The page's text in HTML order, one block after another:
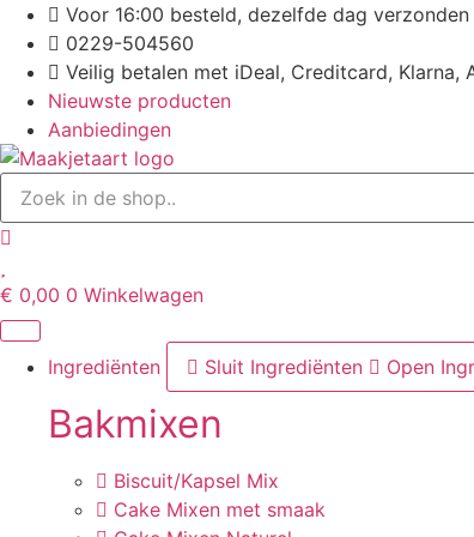
naar
inhoud
Voor 16:00 besteld, dezelfde dag verzonden
0229-504560
Veilig betalen met iDeal, Creditcard, Klarna,
Nieuwste producten
Aanbiedingen
€ 0,00 0 Winkelwagen
Ingrediënten Sluit Ingrediënten Open
Bakmixen
Biscuit/Kapsel Mix
Cake Mixen met smaak